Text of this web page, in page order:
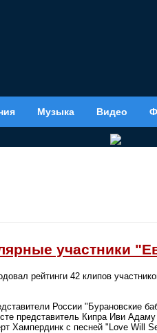
Музыка Видео
участники
рейтинги 42 клипов
России "Бурановские
представитель Кипра Иви
Хампердинк с песней "Love Will